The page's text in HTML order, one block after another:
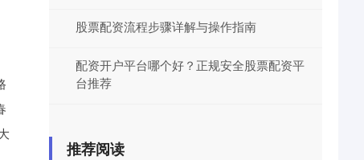
股票配资流程步骤详解与操作指南
配资开户平台哪个好？正规安全股票配资平
台推荐
推荐阅读